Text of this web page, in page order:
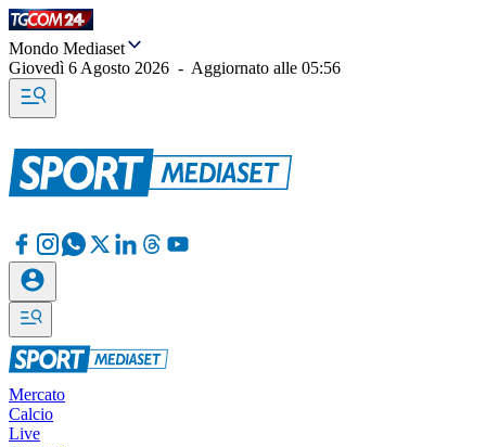
Mondo Mediaset
Giovedì 6 Agosto 2026 - Aggiornato alle 05:56
Mercato
Calcio
Live